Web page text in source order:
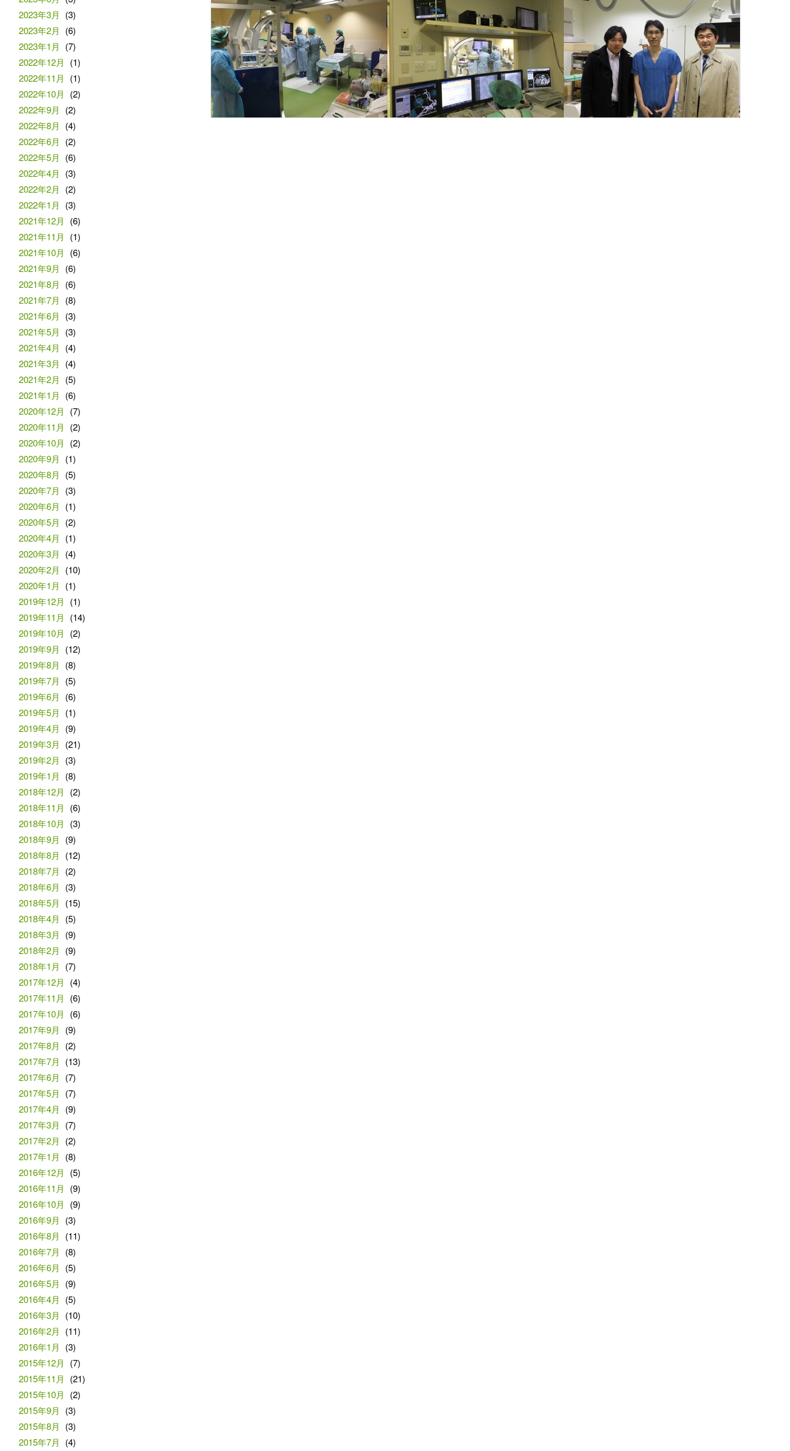
2023年3月
(3)
2023年2月
(6)
2023年1月
(7)
2022年12月
(1)
2022年11月
(1)
2022年10月
(2)
2022年9月
(2)
2022年8月
(4)
2022年6月
(2)
2022年5月
(6)
2022年4月
(3)
2022年2月
(2)
2022年1月
(3)
2021年12月
(6)
2021年11月
(1)
2021年10月
(6)
2021年9月
(6)
2021年8月
(6)
2021年7月
(8)
2021年6月
(3)
2021年5月
(3)
2021年4月
(4)
2021年3月
(4)
2021年2月
(5)
2021年1月
(6)
2020年12月
(7)
2020年11月
(2)
2020年10月
(2)
2020年9月
(1)
2020年8月
(5)
2020年7月
(3)
2020年6月
(1)
2020年5月
(2)
2020年4月
(1)
2020年3月
(4)
2020年2月
(10)
2020年1月
(1)
2019年12月
(1)
2019年11月
(14)
2019年10月
(2)
2019年9月
(12)
2019年8月
(8)
2019年7月
(5)
2019年6月
(6)
2019年5月
(1)
2019年4月
(9)
2019年3月
(21)
2019年2月
(3)
2019年1月
(8)
2018年12月
(2)
2018年11月
(6)
2018年10月
(3)
2018年9月
(9)
2018年8月
(12)
2018年7月
(2)
2018年6月
(3)
2018年5月
(15)
2018年4月
(5)
2018年3月
(9)
2018年2月
(9)
2018年1月
(7)
2017年12月
(4)
2017年11月
(6)
2017年10月
(6)
2017年9月
(9)
2017年8月
(2)
2017年7月
(13)
2017年6月
(7)
2017年5月
(7)
2017年4月
(9)
2017年3月
(7)
2017年2月
(2)
2017年1月
(8)
2016年12月
(5)
2016年11月
(9)
2016年10月
(9)
2016年9月
(3)
2016年8月
(11)
2016年7月
(8)
2016年6月
(5)
2016年5月
(9)
2016年4月
(5)
2016年3月
(10)
2016年2月
(11)
2016年1月
(3)
2015年12月
(7)
2015年11月
(21)
2015年10月
(2)
2015年9月
(3)
2015年8月
(3)
2015年7月
(4)